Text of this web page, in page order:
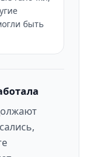
быть